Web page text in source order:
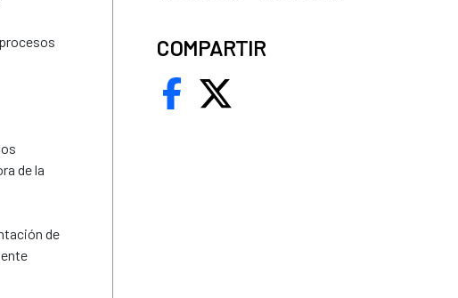
de la
de
COMPARTIR